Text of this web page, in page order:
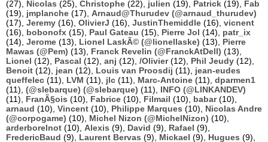
(27), Nicolas (25), Christophe (22), julien (19), Patrick (19), Fab
(19), jmplanche (17), Arnaud@Thurudev (@arnaud_thurudev)
(17), Jeremy (16), OlivierJ (16), JustinThemiddle (16), vicnent
(16), bobonofx (15), Paul Gateau (15), Pierre Jol (14), patr_ix
(14), Jerome (13), Lionel LaskÃ© (@lionellaske) (13), Pierre
Mawas (@Pem) (13), Franck Revelin (@FranckAtDell) (13),
Lionel (12), Pascal (12), anj (12), /Olivier(12), Phil Jeudy (12),
Benoit (12), jean (12), Louis van Proosdij (11), jean-eudes
queffelec (11), LVM (11), jlc (11), Marc-Antoine (11), dparmen1
(11), (@slebarque) (@slebarque) (11), INFO (@LINKANDEV)
(11), FranÃ§ois (10), Fabrice (10), Filmail (10), babar(10),
arnaud (10), Vincent (10), Philippe Marques (10), Nicolas Andre
(@corpogame) (10), Michel Nizon (@MichelNizon) (10),
arderborelnot (10), Alexis (9), David (9), Rafael (9),
FredericBaud (9), Laurent Bervas (9), Mickael (9), Hugues (9),